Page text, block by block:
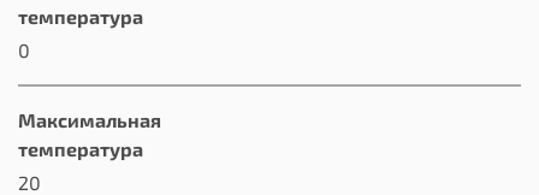
температура
0
Максимальная
температура
20